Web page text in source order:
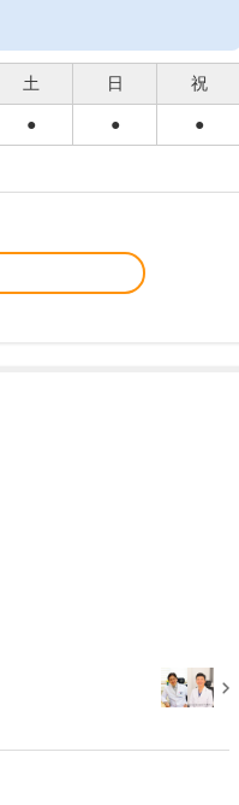
土 日 祝
● ● ●